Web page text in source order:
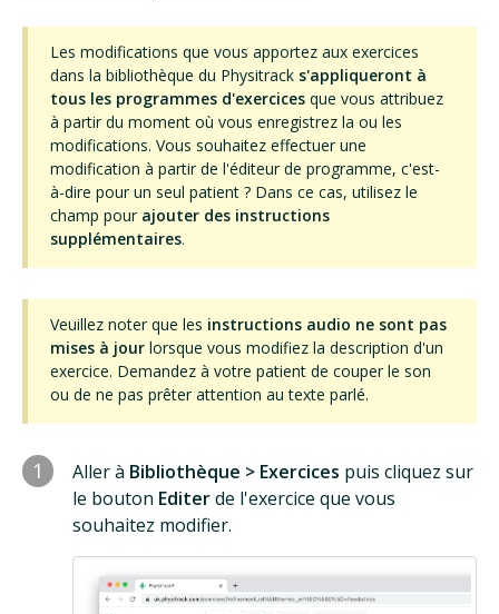
Les modifications que vous apportez aux exercices
dans la bibliothèque du Physitrack s'appliqueront à
tous les programmes d'exercices que vous attribuez
à partir du moment où vous enregistrez la ou les
modifications. Vous souhaitez effectuer une
modification à partir de l'éditeur de programme, c'est-
à-dire pour un seul patient ? Dans ce cas, utilisez le
champ pour ajouter des instructions
supplémentaires.
Veuillez noter que les instructions audio ne sont pas
mises à jour lorsque vous modifiez la description d'un
exercice. Demandez à votre patient de couper le son
ou de ne pas prêter attention au texte parlé.
1 Aller à Bibliothèque > Exercices puis cliquez sur
le bouton Editerde l'exercice que vous
souhaitez modifier.